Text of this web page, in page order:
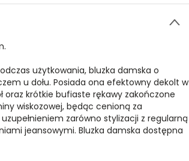
użytkowania, bluzka damska o
u dołu. Posiada ona efektowny dekolt w
oraz krótkie bufiaste rękawy zakończone
wiskozowej, będąc cenioną za
zarówno stylizacji z regularną
jeansowymi. Bluzka damska dostępna